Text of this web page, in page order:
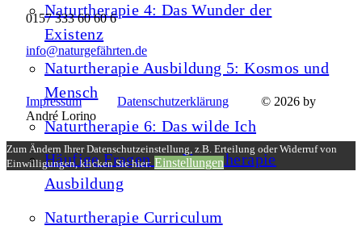
Naturtherapie 4: Das Wunder der
Existenz
Naturtherapie Ausbildung 5: Kosmos und
Mensch
Naturtherapie 6: Das wilde Ich
Häufige Fragen zur Naturtherapie
Ausbildung
Naturtherapie Curriculum
0157 333 60 60 6
info@naturgefährten.de
Impressum Datenschutzerklärung © 2026 by
André Lorino
Zum Ändern Ihrer Datenschutzeinstellung, z.B. Erteilung oder Widerruf von
Einwilligungen, klicken Sie hier:Einstellungen